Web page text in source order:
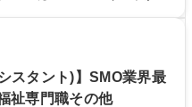
イフバランスを実現できます。
(CRCアシスタント)】医療業界
定例での集合研修や法改正に応
トを行います。また事例検討会
全社的に均質な支援を行っていま
短大 専修学校 語学力： 資格：
スタント)】SMO業界最
祉専門職その他